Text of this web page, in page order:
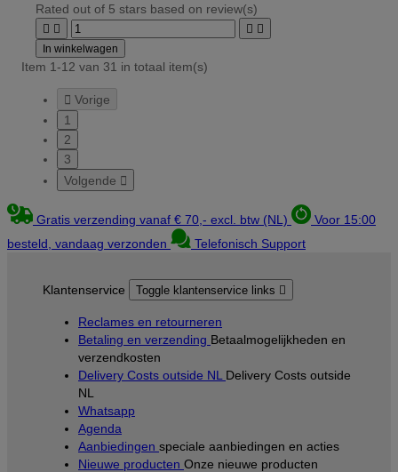
Rated out of 5 stars based on review(s)
   
In winkelwagen
Item 1-12 van 31 in totaal item(s)
 Vorige
1
2
3
Volgende 
Gratis verzending vanaf € 70,- excl. btw (NL)
Voor 15:00
besteld, vandaag verzonden
Telefonisch Support
Klantenservice Toggle klantenservice links 
Reclames en retourneren
Betaling en verzending Betaalmogelijkheden en
verzendkosten
Delivery Costs outside NL Delivery Costs outside
NL
Whatsapp
Agenda
Aanbiedingen speciale aanbiedingen en acties
Nieuwe producten Onze nieuwe producten